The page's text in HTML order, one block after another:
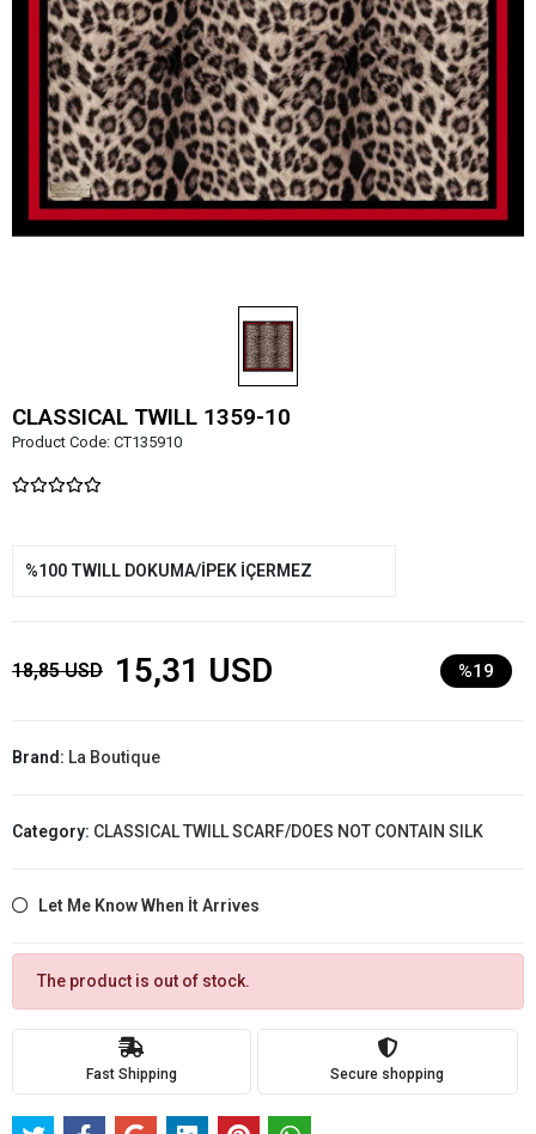
CLASSICAL TWILL 1359-10
Product Code: CT135910
%100 TWILL DOKUMA/İPEK İÇERMEZ
18,85 USD 15,31 USD %19
Brand: La Boutique
Category: CLASSICAL TWILL SCARF/DOES NOT CONTAIN SILK
Let Me Know When İt Arrives
The product is out of stock.
Fast Shipping Secure shopping